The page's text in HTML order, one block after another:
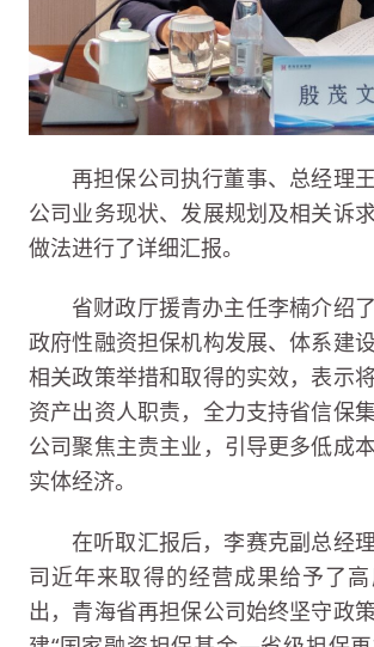
再担保公司执行董事、总经理
公司业务现状、发展规划及相关诉
做法进行了详细汇报。
省财政厅援青办主任李楠介绍
政府性融资担保机构发展、体系建
相关政策举措和取得的实效，表示
资产出资人职责，全力支持省信保
公司聚焦主责主业，引导更多低成
实体经济。
在听取汇报后，李赛克副总经
司近年来取得的经营成果给予了
出，青海省再担保公司始终坚守政